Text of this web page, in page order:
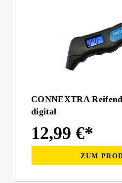
CONNEXTRA
digital
12,99 €*
ZUM